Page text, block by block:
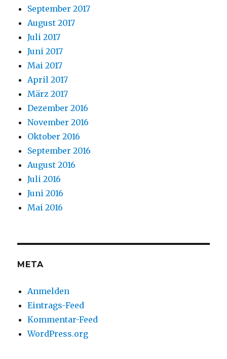
September 2017
August 2017
Juli 2017
Juni 2017
Mai 2017
April 2017
März 2017
Dezember 2016
November 2016
Oktober 2016
September 2016
August 2016
Juli 2016
Juni 2016
Mai 2016
META
Anmelden
Eintrags-Feed
Kommentar-Feed
WordPress.org